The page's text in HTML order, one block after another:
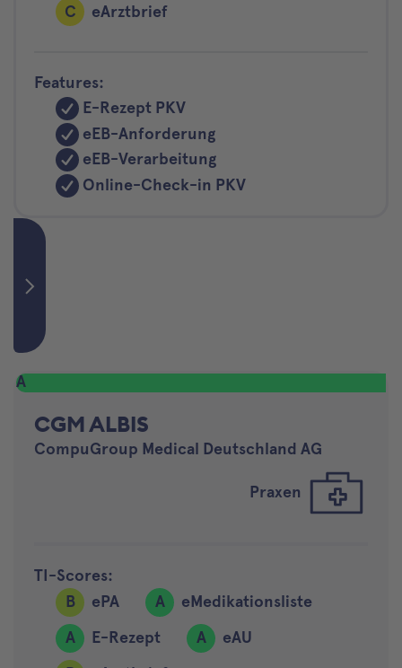
C
eArztbrief
Features:
E-Rezept PKV
eEB-Anforderung
eEB-Verarbeitung
Online-Check-in PKV
A
CGM ALBIS
CompuGroup Medical Deutschland AG
Praxen
TI-Scores:
B
ePA A
eMedikationsliste
A
E-Rezept A
eAU